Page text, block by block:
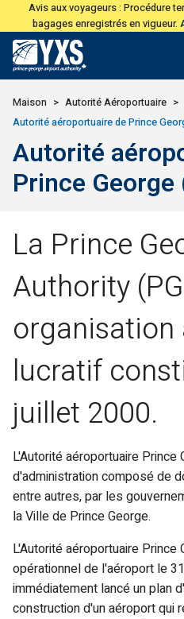
Avis aux voyageurs : Procédure
bagages enregistrés en vigueur.
Retour à la page d'accueil>
Maison
Autorité Aéroportuaire
Autorité aéroportuaire de Prince
Autorité
Prince George
La Prince
Authority
organisation
lucratif
juillet 2000.
L'Autorité aéroportuaire
d'administration composé de
entre autres, par les
la Ville de Prince George.
L'Autorité aéroportuaire
opérationnel de l'aéroport le
immédiatement lancé un plan
construction d'un aéroport qui